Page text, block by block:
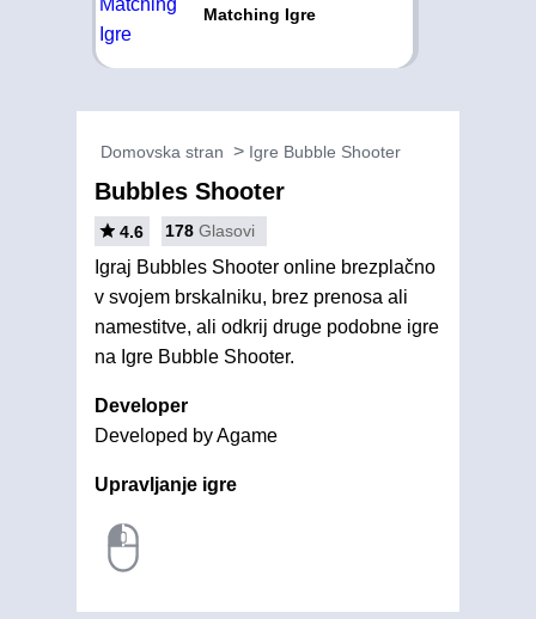
Matching Igre
Domovska stran Igre Bubble Shooter
Bubbles Shooter
4.6 178 Glasovi
Igraj Bubbles Shooter online brezplačno
v svojem brskalniku, brez prenosa ali
namestitve, ali odkrij druge podobne igre
na Igre Bubble Shooter.
Developer
Developed by Agame
Upravljanje igre